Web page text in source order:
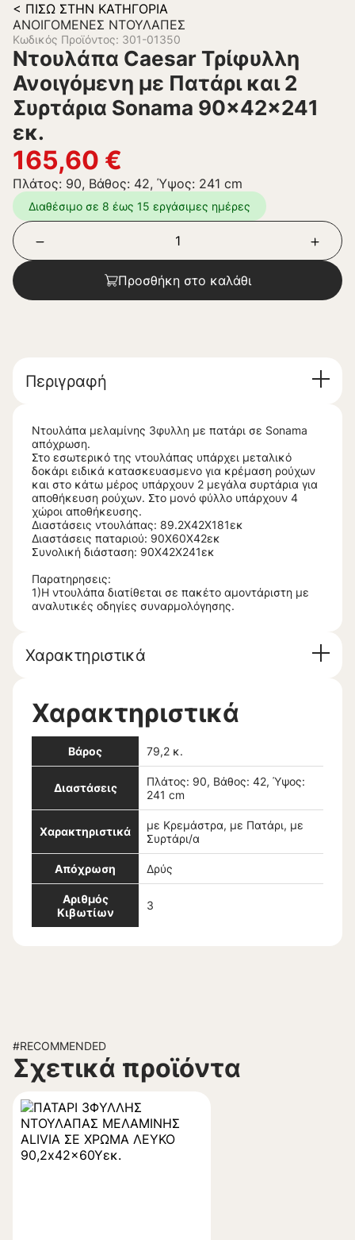
< ΠΊΣΩ ΣΤΗΝ ΚΑΤΗΓΟΡΊΑ
ΑΝΟΙΓΌΜΕΝΕΣ ΝΤΟΥΛΆΠΕΣ
Κωδικός Προϊόντος: 301-01350
Ντουλάπα Caesar Τρίφυλλη
Ανοιγόμενη με Πατάρι και 2
Συρτάρια Sonama 90x42x241
εκ.
165,60 €
Πλάτος: 90, Βάθος: 42, Ύψος: 241 cm
Διαθέσιμο σε 8 έως 15 εργάσιμες ημέρες
Προσθήκη στο καλάθι
Περιγραφή
Ντουλάπα μελαμίνης 3φυλλη με πατάρι σε Sonama
απόχρωση.
Στο εσωτερικό της ντουλάπας υπάρχει μεταλικό
δοκάρι ειδικά κατασκευασμενο για κρέμαση ρούχων
και στο κάτω μέρος υπάρχουν 2 μεγάλα συρτάρια για
αποθήκευση ρούχων. Στο μονό φύλλο υπάρχουν 4
χώροι αποθήκευσης.
Διαστάσεις ντουλάπας: 89.2Χ42Χ181εκ
Διαστάσεις παταριού: 90Χ60Χ42εκ
Συνολική διάσταση: 90Χ42Χ241εκ
Παρατηρησεις:
1)Η ντουλάπα διατίθεται σε πακέτο αμοντάριστη με
αναλυτικές οδηγίες συναρμολόγησης.
Χαρακτηριστικά
Χαρακτηριστικά
Βάρος 79,2 κ.
Διαστάσεις
Πλάτος: 90, Βάθος: 42, Ύψος:
241 cm
Χαρακτηριστικά
με Κρεμάστρα, με Πατάρι, με
Συρτάρι/α
Απόχρωση Δρύς
Αριθμός
Κιβωτίων
3
#RECOMMENDED
Σχετικά προϊόντα